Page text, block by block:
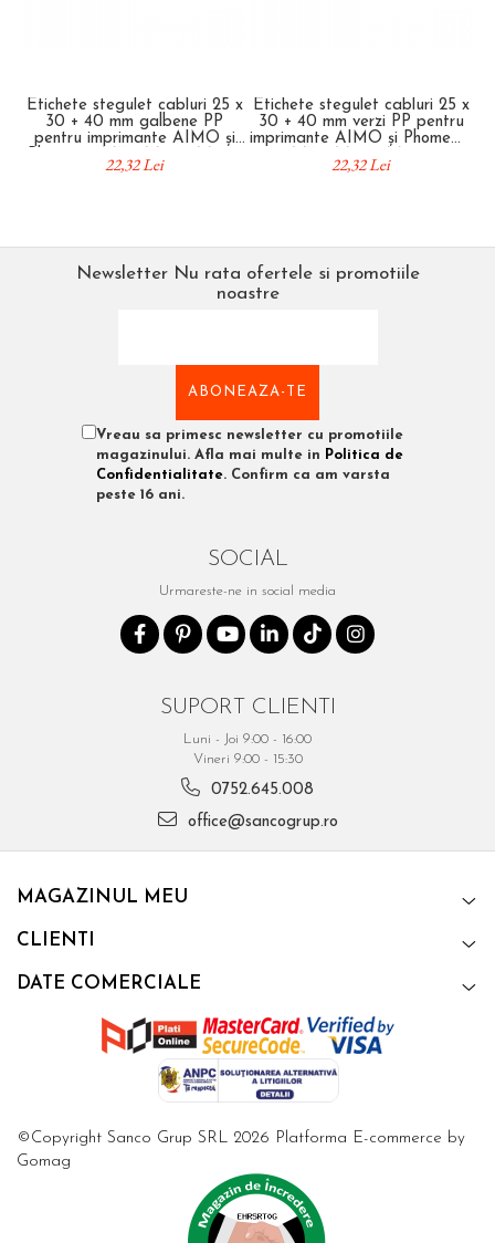
Etichete stegulet cabluri 25 x
30 + 40 mm galbene PP
pentru imprimante AIMO și
22,32 Lei
Etichete stegulet cabluri 25 x
30 + 40 mm verzi PP pentru
imprimante AIMO și Phomemo
22,32 Lei
Newsletter Nu rata ofertele si promotiile
noastre
Vreau sa primesc newsletter cu promotiile
magazinului. Afla mai multe in Politica de
Confidentialitate. Confirm ca am varsta
peste 16 ani.
SOCIAL
Urmareste-ne in social media
SUPORT CLIENTI
Luni - Joi 9:00 - 16:00
Vineri 9:00 - 15:30
0752.645.008
office@sancogrup.ro
MAGAZINUL MEU
CLIENTI
DATE COMERCIALE
©Copyright Sanco Grup SRL 2026 Platforma E-commerce by
Gomag